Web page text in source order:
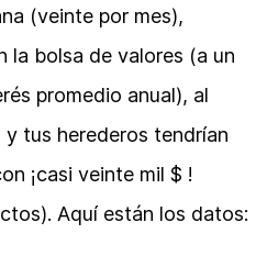
(veinte por mes),
la bolsa de valores (a un
promedio anual), al
tus herederos tendrían
¡casi veinte mil $ !
Aquí están los datos: